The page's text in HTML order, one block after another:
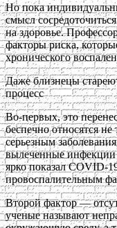
Но пока
смысл
на здоровье.
факторы риска,
хронического
Даже близнецы
процесс
Во-первых, это
беспечно относятся
серьезным
вылеченные инфекции
ярко показал COVID-
провоспалительным
Второй фактор —
ученые называют